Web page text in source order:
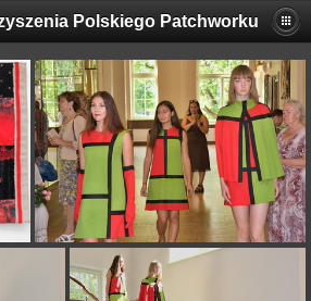
Polskiego Patchworku